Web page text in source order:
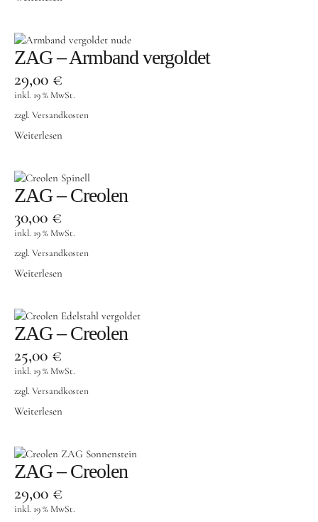
ZAG – Armband vergoldet
29,00 €
inkl. 19 % MwSt.
zzgl. Versandkosten
Weiterlesen
ZAG – Creolen
30,00 €
inkl. 19 % MwSt.
zzgl. Versandkosten
Weiterlesen
ZAG – Creolen
25,00 €
inkl. 19 % MwSt.
zzgl. Versandkosten
Weiterlesen
ZAG – Creolen
29,00 €
inkl. 19 % MwSt.